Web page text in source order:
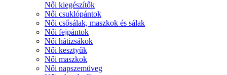
Női kiegészítők
Női csuklópántok
Női csősálak, maszkok és sálak
Női fejpántok
Női hátizsákok
Női kesztyűk
Női maszkok
Női napszemüveg